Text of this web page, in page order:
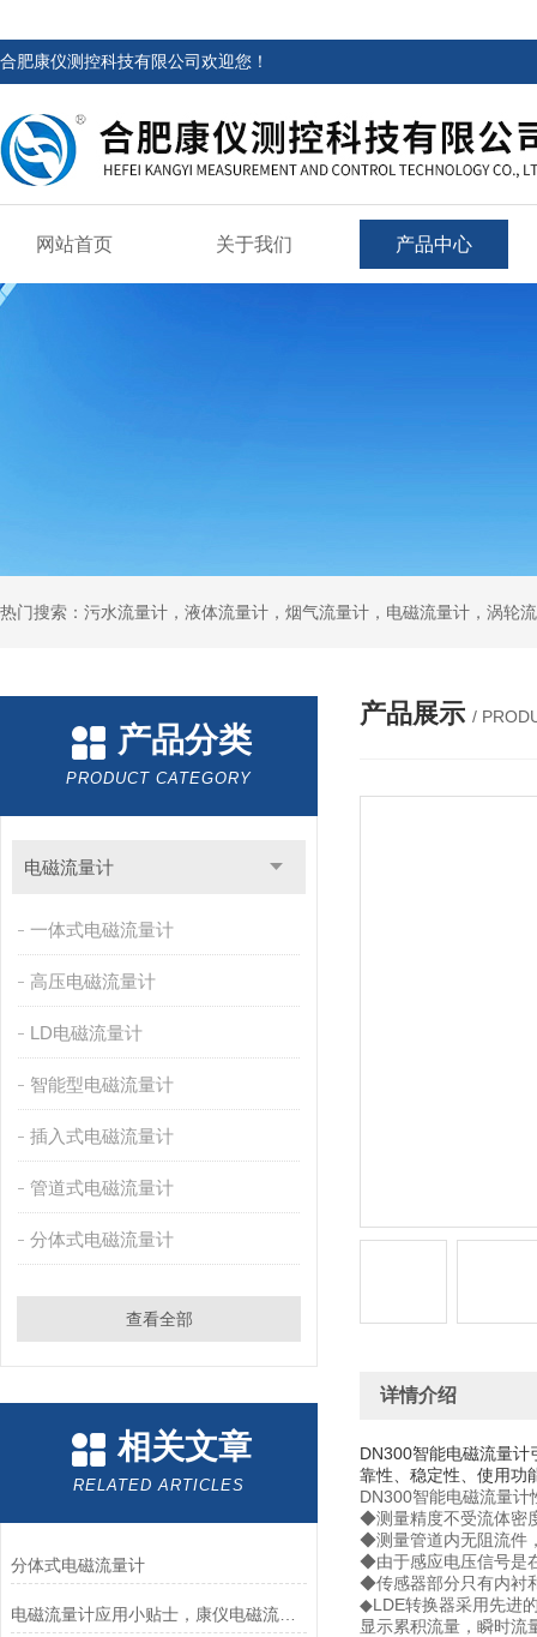
合肥康仪测控科技有限公司欢迎您！
网站首页 关于我们 产品中心
产品分类
PRODUCT CATEGORY
电磁流量计
一体式电磁流量计
高压电磁流量计
LD电磁流量计
智能型电磁流量计
插入式电磁流量计
管道式电磁流量计
分体式电磁流量计
查看全部
相关文章
RELATED ARTICLES
分体式电磁流量计
电磁流量计应用小贴士，康仪电磁流量计
产品展示 /
详情介绍
DN300智能电磁流量
靠性、稳定性、使用功
DN300智能电磁流量计
◆测量精度不受流体密
◆测量管道内无阻流件
◆由于感应电压信号是
◆传感器部分只有内衬
◆LDE转换器采用先进
显示累积流量，瞬时流